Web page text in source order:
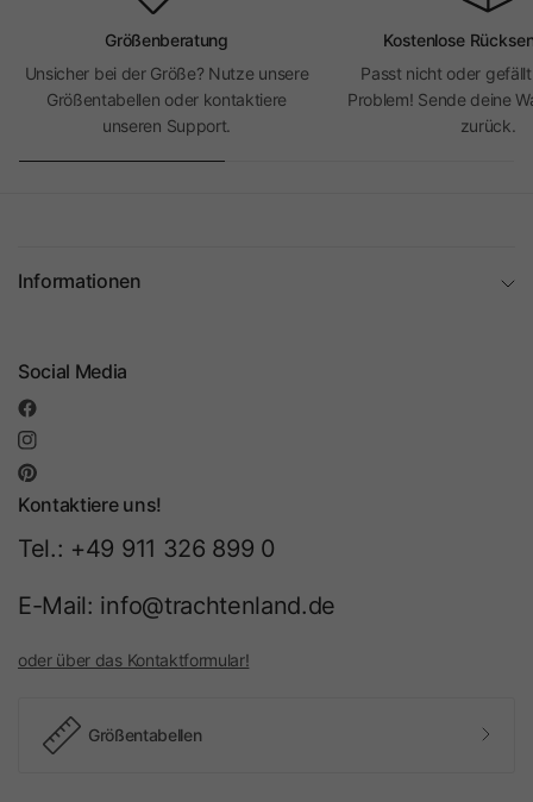
Größenberatung
Unsicher bei der Größe? Nutze unsere
Größentabellen oder kontaktiere
unseren Support.
Kostenlose
Passt nicht oder
Problem! Sende deine
zurück.
Informationen
Social Media
Kontaktiere uns!
Tel.: +49 911 326 899 0
E-Mail: info@trachtenland.de
oder über das Kontaktformular!
Größentabellen